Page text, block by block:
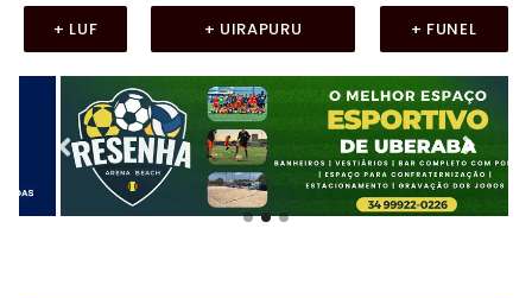
+ LUF + UIRAPURU + FUNEL